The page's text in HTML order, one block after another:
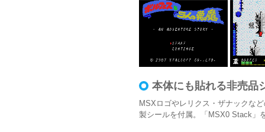
本体にも貼れる非売品
MSXロゴやレリクス・ザナックな
製シールを付属。「MSX0 Stack」